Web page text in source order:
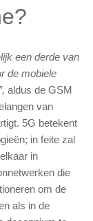
een derde van
de mobiele
aldus de GSM
van
5G betekent
in feite zal
in
die
om de
als in de